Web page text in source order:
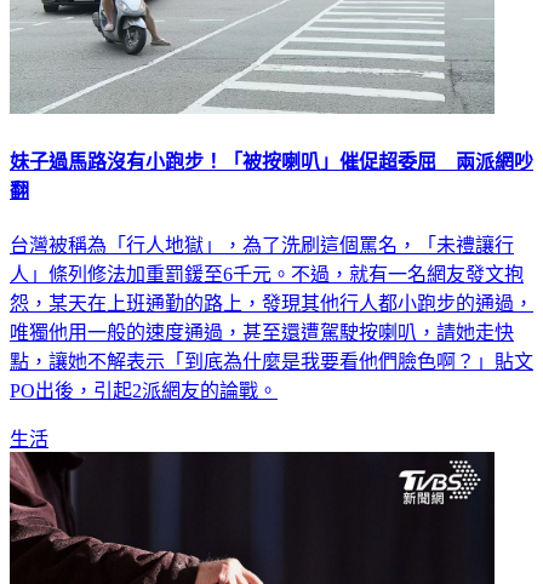
妹子過馬路沒有小跑步！「被按喇叭」催促超委屈 兩派網吵
翻
台灣被稱為「行人地獄」，為了洗刷這個罵名，「未禮讓行
人」條列修法加重罰鍰至6千元。不過，就有一名網友發文抱
怨，某天在上班通勤的路上，發現其他行人都小跑步的通過，
唯獨他用一般的速度通過，甚至還遭駕駛按喇叭，請她走快
點，讓她不解表示「到底為什麼是我要看他們臉色啊？」貼文
PO出後，引起2派網友的論戰。
生活